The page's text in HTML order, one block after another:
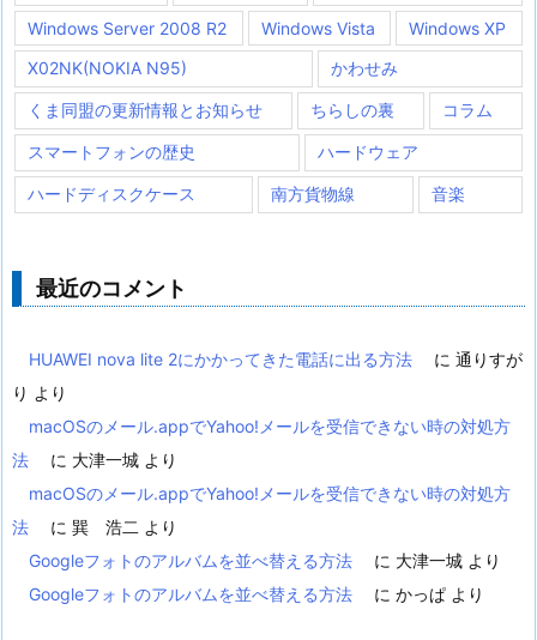
Windows Server 2008 R2
Windows Vista
Windows XP
X02NK(NOKIA N95)
かわせみ
くま同盟の更新情報とお知らせ ちらしの裏 コラム
スマートフォンの歴史 ハードウェア
ハードディスクケース 南方貨物線 音楽
最近のコメント
HUAWEI nova lite 2にかかってきた電話に出る方法 に 通りすが
り より
macOSのメール.appでYahoo!メールを受信できない時の対処方
法
に 大津一城 より
macOSのメール.appでYahoo!メールを受信できない時の対処方
法
に 巽 浩二 より
Googleフォトのアルバムを並べ替える方法
に 大津一城 より
Googleフォトのアルバムを並べ替える方法
に かっぱ より